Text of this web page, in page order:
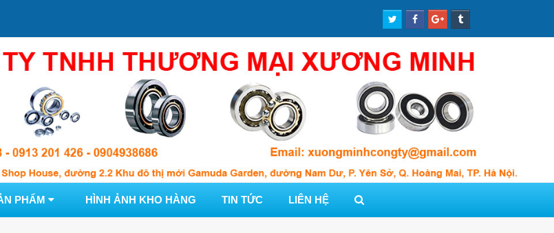
Twitter
Profile
Facebook
Profile
Google
Plus
Profile
Profile
PHẨM HÌNH ẢNH KHO HÀNG TIN TỨC LIÊN HỆ